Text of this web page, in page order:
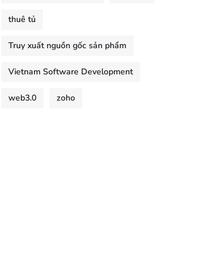
thuê tủ
Truy xuất nguồn gốc sản phẩm
Vietnam Software Development
web3.0 zoho